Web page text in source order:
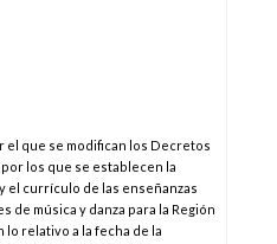
el que se modifican los Decretos
por los que se establecen la
el currículo de las enseñanzas
de música y danza para la Región
lo relativo a la fecha de la